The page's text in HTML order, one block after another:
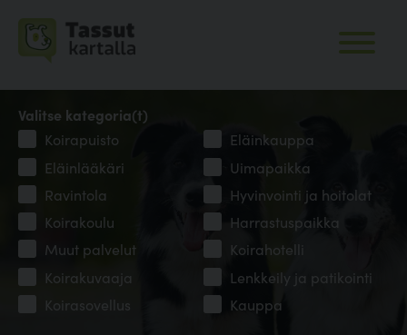
Valitse kategoria(t)
Koirapuisto
Eläinkauppa
Eläinlääkäri
Uimapaikka
Ravintola
Hyvinvointi ja hoitolat
Koirakoulu
Harrastuspaikka
Muut palvelut
Koirahotelli
Koirakuvaaja
Lenkkeily ja patikointi
Koirasovellus
Kauppa